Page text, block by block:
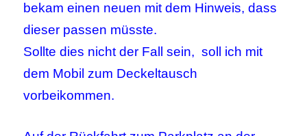
bekam einen neuen mit dem Hinweis, dass
dieser passen müsste.
Sollte dies nicht der Fall sein, soll ich mit
dem Mobil zum Deckeltausch
vorbeikommen.